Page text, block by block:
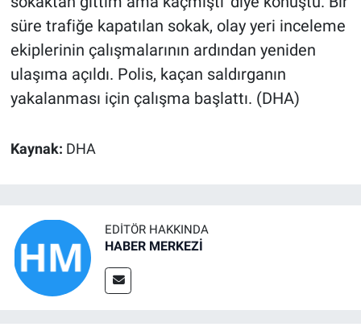
süre trafiğe kapatılan sokak, olay yeri inceleme
ekiplerinin çalışmalarının ardından yeniden
ulaşıma açıldı. Polis, kaçan saldırganın
yakalanması için çalışma başlattı. (DHA)
Kaynak: DHA
EDITÖR HAKKINDA
HABER MERKEZİ